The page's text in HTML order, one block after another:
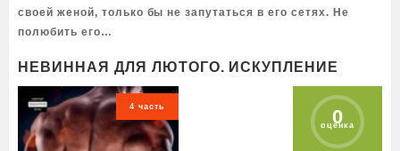
своей женой, только бы не запутаться в его сетях. Не
полюбить его…
НЕВИННАЯ ДЛЯ ЛЮТОГО. ИСКУПЛЕНИЕ
4 часть 0
оценка